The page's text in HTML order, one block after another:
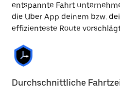
entspannte Fahrt
die Uber App deinem bzw.
effizienteste Route
Durchschnittliche